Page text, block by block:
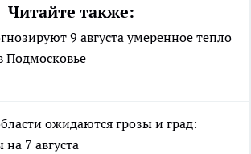
Читайте также:
9 августа умеренное тепло
Подмосковье
ожидаются грозы и град:
7 августа